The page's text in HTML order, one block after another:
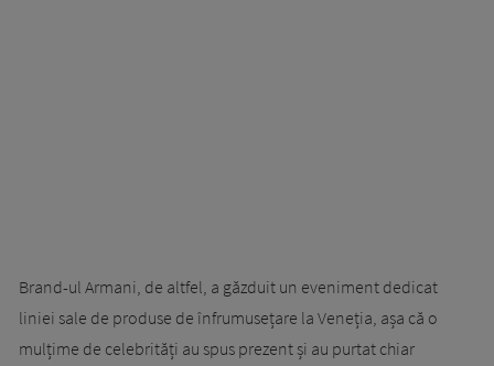
Brand-ul Armani, de altfel, a găzduit un eveniment dedicat
liniei sale de produse de înfrumusețare la Veneția, așa că o
mulțime de celebrități au spus prezent și au purtat chiar